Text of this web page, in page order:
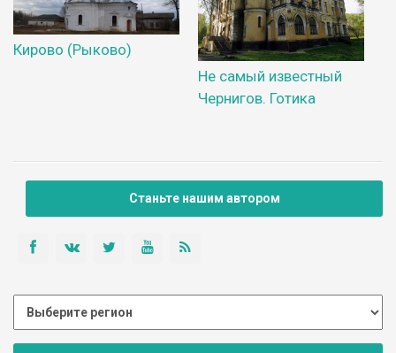
Кирово (Рыково)
Не самый известный
Чернигов. Готика
Станьте нашим автором